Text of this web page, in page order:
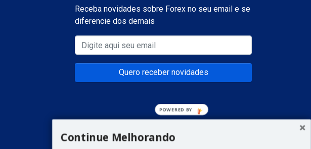
Receba novidades sobre Forex no seu email e se
diferencie dos demais
Quero receber novidades
Continue Melhorando